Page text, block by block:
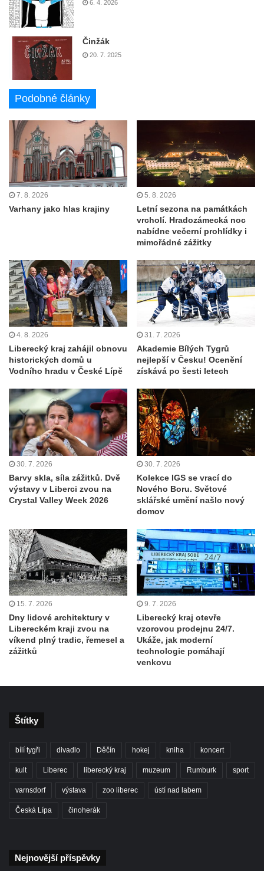
6. 4. 2026
Činžák
20. 7. 2025
Podobné články
7. 8. 2026
Varhany jako hlas krajiny
5. 8. 2026
Letní sezona na památkách
vrcholí. Hradozámecká noc
nabídne večerní prohlídky i
mimořádné zážitky
4. 8. 2026
Liberecký kraj zahájil obnovu
historických domů u
Vodního hradu v České Lípě
31. 7. 2026
Akademie Bílých Tygrů
nejlepší v Česku! Ocenění
získává po šesti letech
30. 7. 2026
Barvy skla, síla zážitků. Dvě
výstavy v Liberci zvou na
Crystal Valley Week 2026
30. 7. 2026
Kolekce IGS se vrací do
Nového Boru. Světové
sklářské umění našlo nový
domov
15. 7. 2026
Dny lidové architektury v
Libereckém kraji zvou na
víkend plný tradic, řemesel a
zážitků
9. 7. 2026
Liberecký kraj otevře
vzorovou prodejnu 24/7.
Ukáže, jak moderní
technologie pomáhají
venkovu
Štítky
bílí tygři divadlo Děčín hokej kniha koncert
kult Liberec liberecký kraj muzeum Rumburk sport
varnsdorf výstava zoo liberec ústí nad labem
Česká Lípa činoherák
Nejnovější příspěvky